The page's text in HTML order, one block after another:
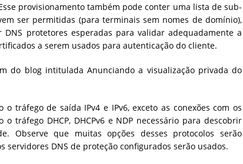
provisionamento também pode conter uma lista de sub-
ser permitidas (para terminais sem nomes de domínio),
protetores esperadas para validar adequadamente a
a serem usados ​​para autenticação do cliente.
tráfego de saída IPv4 e IPv6, exceto as conexões com os
tráfego DHCP, DHCPv6 e NDP necessário para descobrir
Observe que muitas opções desses protocolos serão
servidores DNS de proteção configurados serão usados.